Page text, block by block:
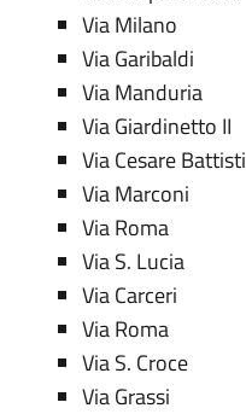
Via Milano
Via Garibaldi
Via Manduria
Via Giardinetto II
Via Cesare Battisti
Via Marconi
Via Roma
Via S. Lucia
Via Carceri
Via Roma
Via S. Croce
Via Grassi